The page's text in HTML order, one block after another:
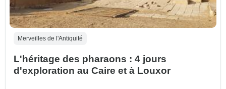
Merveilles de l'Antiquité
L'héritage des pharaons : 4 jours
d'exploration au Caire et à Louxor